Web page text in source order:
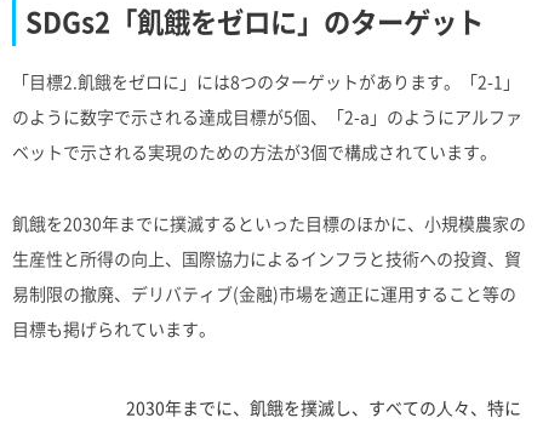
SDGs2「飢餓をゼロに」のターゲット
「目標2.飢餓をゼロに」には8つのターゲットがあります。「2-1」
のように数字で示される達成目標が5個、「2-a」のようにアルファ
ベットで示される実現のための方法が3個で構成されています。
飢餓を2030年までに撲滅するといった目標のほかに、小規模農家の
生産性と所得の向上、国際協力によるインフラと技術への投資、貿
易制限の撤廃、デリバティブ(金融)市場を適正に運用すること等の
目標も掲げられています。
2030年までに、飢餓を撲滅し、すべての⼈々、特に